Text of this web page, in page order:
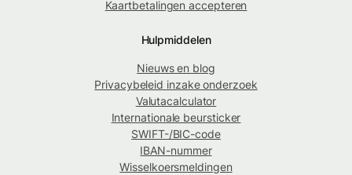
Kaartbetalingen accepteren
Hulpmiddelen
Nieuws en blog
Privacybeleid inzake onderzoek
Valutacalculator
Internationale beursticker
SWIFT-/BIC-code
IBAN-nummer
Wisselkoersmeldingen